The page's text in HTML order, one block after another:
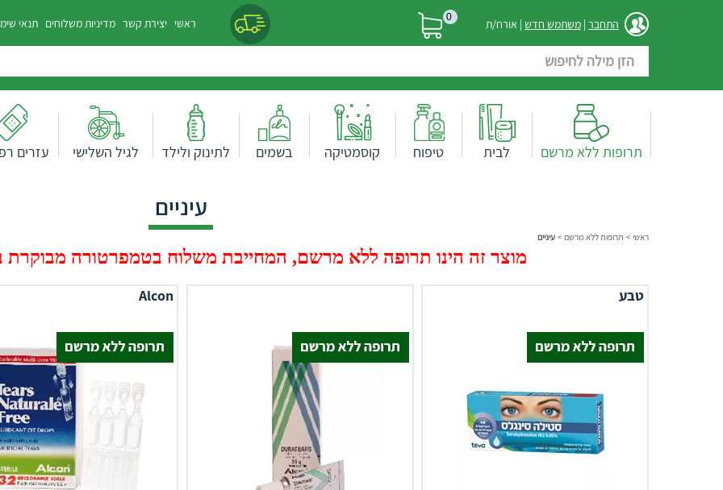
התחבר | משתמש חדש | אורח/ת 0 ראשי יצירת קשר מדיניות משלוחים תנאי
תרופות ללא מרשם לבית טיפוח קוסמטיקה בשמים לתינוק ולילד לגיל השלישי עזרים
עיניים
ראשי > תרופות ללא מרשם > עיניים
מוצר זה הינו תרופה ללא מרשם, המחייבת משלוח בטמפרטורה מבוקרת בעלות
טבע Alcon